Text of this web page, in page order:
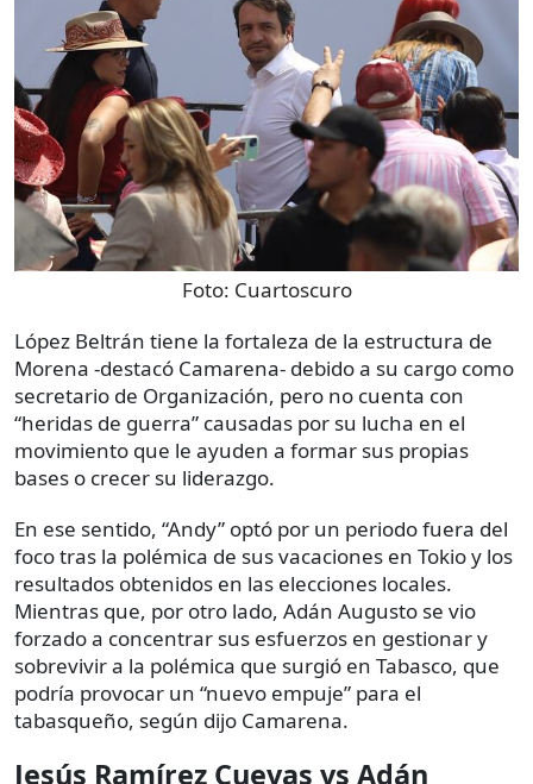
Foto: Cuartoscuro
López Beltrán tiene la fortaleza de la estructura de
Morena -destacó Camarena- debido a su cargo como
secretario de Organización, pero no cuenta con
“heridas de guerra” causadas por su lucha en el
movimiento que le ayuden a formar sus propias
bases o crecer su liderazgo.
En ese sentido, “Andy” optó por un periodo fuera del
foco tras la polémica de sus vacaciones en Tokio y los
resultados obtenidos en las elecciones locales.
Mientras que, por otro lado, Adán Augusto se vio
forzado a concentrar sus esfuerzos en gestionar y
sobrevivir a la polémica que surgió en Tabasco, que
podría provocar un “nuevo empuje” para el
tabasqueño, según dijo Camarena.
Jesús Ramírez Cuevas vs Adán